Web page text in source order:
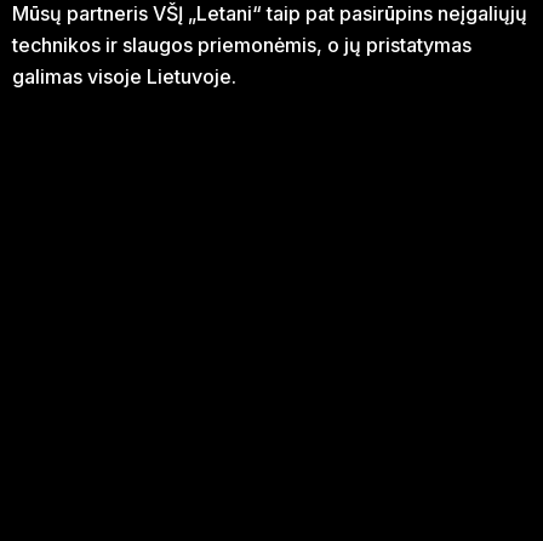
Mūsų partneris VŠĮ „Letani“ taip pat pasirūpins neįgaliųjų
technikos ir slaugos priemonėmis, o jų pristatymas
galimas visoje Lietuvoje.